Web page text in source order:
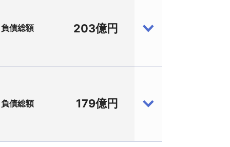
が下されたのをはじめ、同17年9月に
の支払を命じる判決が下る等、中途
約および授業時間が70時間（105
い環境下にあった。今期に入ってか
や拠店の閉鎖などを進めていた。今
ー72）を開場。バブル期には高額
は年商7億2000万円をあげていた。
サックスグループに営業を譲渡し経
かにされていない点や、ゴルフ場会
よる再建を求め、会員有志10名から
係会社の（株）ティー・オー・ケ
破産手続開始を申し立て、10月17日
トが約2億円。
を行っていた。平成9年7月東海興業
アーキ・クエストは平成2年設立の建
負債総額 203億円
設立平成8年5月2日、資本金69億
産管財人は佐々木豊弁護士（大阪市
負債総額 179億円